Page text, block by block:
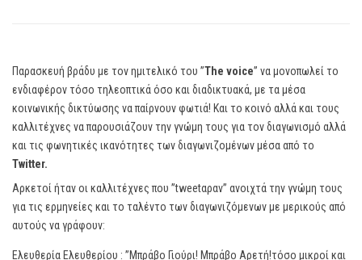
Παρασκευή βράδυ με τον ημιτελικό του ”The voice” να μονοπωλεί το
ενδιαφέρον τόσο τηλεοπτικά όσο και διαδικτυακά, με τα μέσα
κοινωνικής δικτύωσης να παίρνουν φωτιά! Και το κοινό αλλά και τους
καλλιτέχνες να παρουσιάζουν την γνώμη τους για τον διαγωνισμό αλλά
και τις φωνητικές ικανότητες των διαγωνιζομένων μέσα από το
Twitter.
Αρκετοί ήταν οι καλλιτέχνες που ”tweetαραν” ανοιχτά την γνώμη τους
για τις ερμηνείες και το ταλέντο των διαγωνιζόμενων με μερικούς από
αυτούς να γράφουν:
Ελευθερία Ελευθερίου : ”Μπράβο Γιούρι! Μπράβο Αρετή!τόσο μικροί και